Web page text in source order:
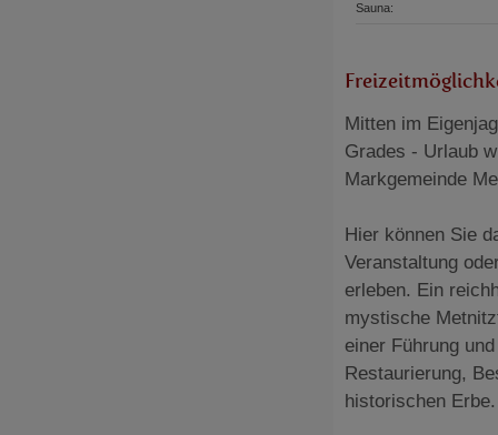
Sauna:
Mitten im
Grades - Urlaub
Markgemeinde
Hier können Sie
Veranstaltung
erleben. Ein
mystische
einer Führung
Restaurierung,
historischen Erbe.